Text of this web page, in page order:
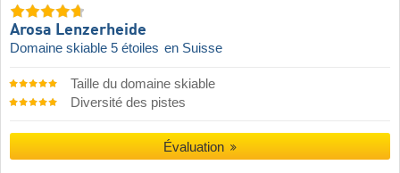
Arosa Lenzerheide
Domaine skiable 5 étoiles en Suisse
Taille du domaine skiable
Diversité des pistes
Évaluation